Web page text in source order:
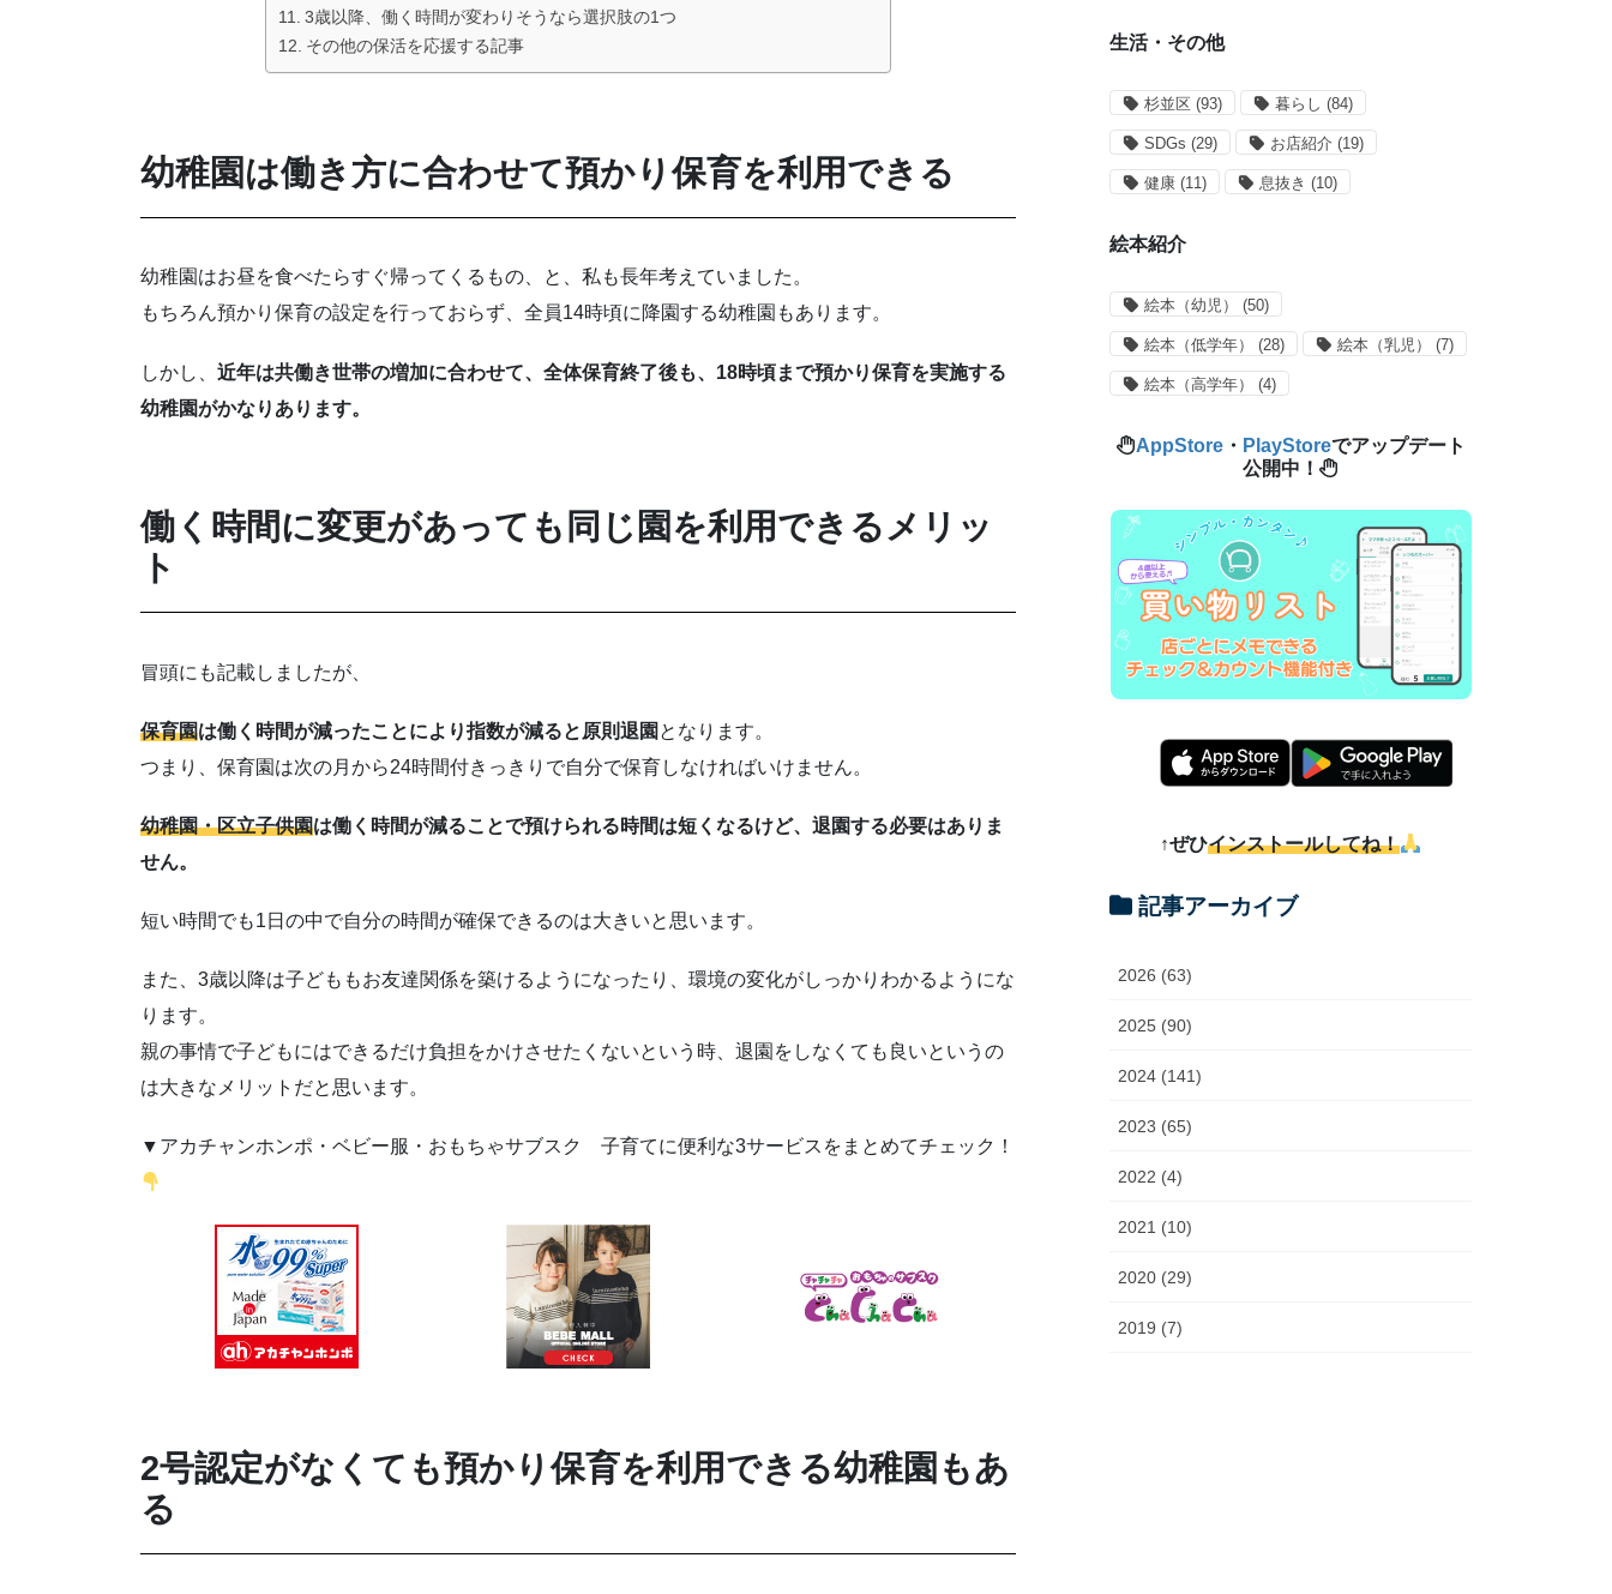
3歳以降、働く時間が変わりそうなら選択肢の1つ
その他の保活を応援する記事
幼稚園は働き方に合わせて預かり保育を利用できる
幼稚園はお昼を食べたらすぐ帰ってくるもの、と、私も長年考えていました。
もちろん預かり保育の設定を行っておらず、全員14時頃に降園する幼稚園もあります。
しかし、 近年は共働き世帯の増加に合わせて、全体保育終了後も、18時頃まで預かり保育を実施する
幼稚園がかなりあります。
働く時間に変更があっても同じ園を利用できるメリッ
ト
冒頭にも記載しましたが、
保育園は働く時間が減ったことにより指数が減ると原則退園 となります。
つまり、保育園は次の月から24時間付きっきりで自分で保育しなければいけません。
幼稚園・区立子供園は働く時間が減ることで預けられる時間は短くなるけど、退園する必要はありま
せん。
短い時間でも1日の中で自分の時間が確保できるのは大きいと思います。
また、3歳以降は子どももお友達関係を築けるようになったり、環境の変化がしっかりわかるようにな
ります。
親の事情で子どもにはできるだけ負担をかけさせたくないという時、退園をしなくても良いというの
は大きなメリットだと思います。
▼アカチャンホンポ・ベビー服・おもちゃサブスク 子育てに便利な3サービスをまとめてチェック！
2号認定がなくても預かり保育を利用できる幼稚園もあ
る
生活・その他
杉並区 (93) 暮らし (84)
SDGs (29) お店紹介 (19)
健康 (11) 息抜き (10)
絵本紹介
絵本（幼児） (50)
絵本（低学年） (28) 絵本（乳児） (7)
絵本（高学年） (4)
AppStore・ PlayStoreでアップデート
公開中！
↑ぜひインストールしてね！
記事アーカイブ
2026 (63)
2025 (90)
2024 (141)
2023 (65)
2022 (4)
2021 (10)
2020 (29)
2019 (7)